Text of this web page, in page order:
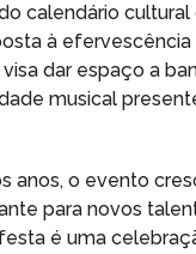
calendário cultural
à efervescência
dar espaço a
musical
anos, o evento
para novos
é uma